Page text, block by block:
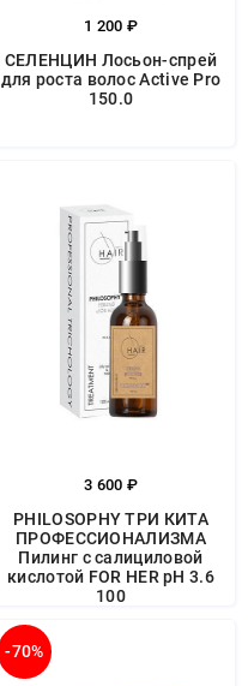
1 200 ₽
СЕЛЕНЦИН Лосьон-спрей
для роста волос Active Pro
150.0
3 600 ₽
PHILOSOPHY ТРИ КИТА
ПРОФЕССИОНАЛИЗМА
Пилинг с салициловой
кислотой FOR HER рН 3.6
100
-70%